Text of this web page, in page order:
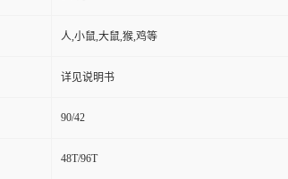
人,小鼠,大鼠,猴,鸡等
详见说明书
90/42
48T/96T